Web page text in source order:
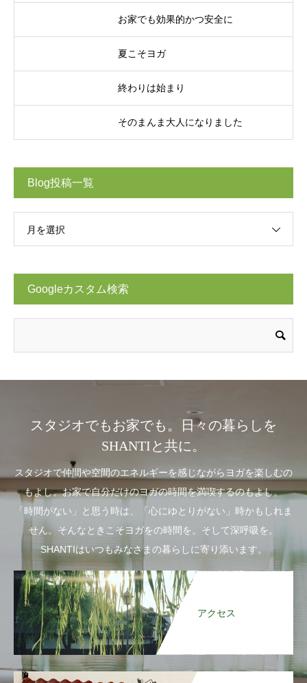
お家でも効果的かつ安全に
夏こそヨガ
終わりは始まり
そのまんま大人になりました
Blog投稿一覧
月を選択
Googleカスタム検索
スタジオでもお家でも。日々の暮らしを
SHANTIと共に。
スタジオで仲間や空間のエネルギーを感じながらヨガを楽しむの
もよし。お家で自分だけのヨガの時間を満喫するのもよし。
「時間がない」と思う時は、「心にゆとりがない」時かもしれま
せん。そんなときこそヨガをの時間を。そして深呼吸を。
SHANTIはいつもみなさまの暮らしに寄り添います。
アクセス